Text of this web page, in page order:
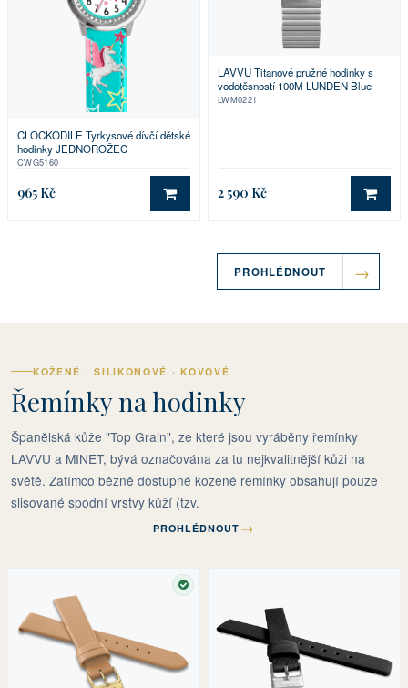
CLOCKODILE Tyrkysové dívčí dětské
hodinky JEDNOROŽEC
CWG5160
965 Kč DO KOŠÍKU
LAVVU Titanové pružné hodinky s
vodotěsností 100M LUNDEN Blue
LWM0221
2 590 Kč DO
PROHLÉDNOUT
KOŽENÉ · SILIKONOVÉ · KOVOVÉ
Řemínky na hodinky
Španělská kůže "Top Grain", ze které jsou vyráběny řemínky
LAVVU a MINET, bývá označována za tu nejkvalitnější kůži na
světě. Zatímco běžně dostupné kožené řemínky obsahují pouze
slisované spodní vrstvy kůží (tzv.
PROHLÉDNOUT →
SKLADEM